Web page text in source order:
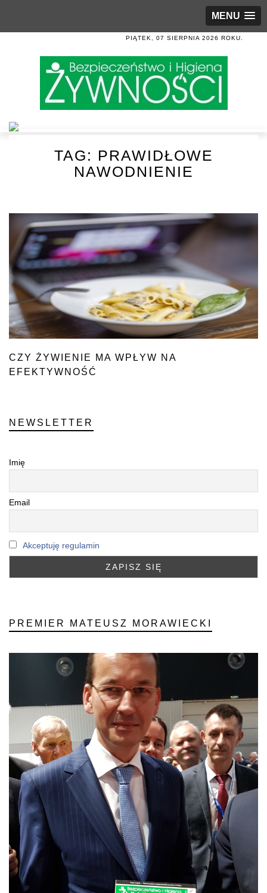
MENU
PIĄTEK, 07 SIERPNIA 2026 ROKU.
TAG: PRAWIDŁOWE
NAWODNIENIE
CZY ŻYWIENIE MA WPŁYW NA
EFEKTYWNOŚĆ
NEWSLETTER
Imię
Email
Akceptuję regulamin
PREMIER MATEUSZ MORAWIECKI